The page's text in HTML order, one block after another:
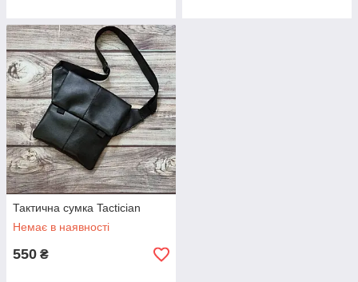
Тактична сумка Tactician
Немає в наявності
550 ₴